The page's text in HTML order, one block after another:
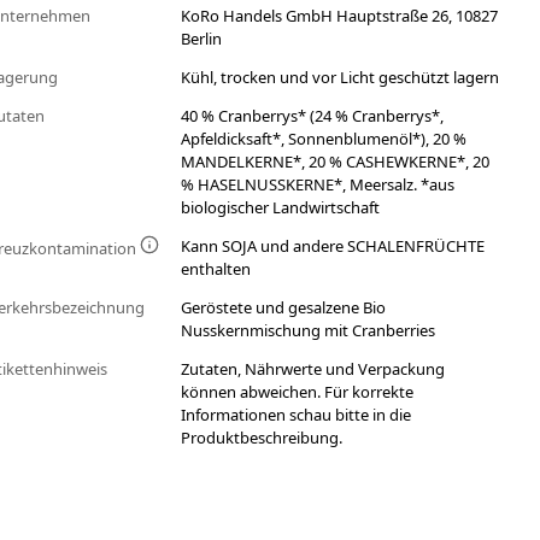
KoRo Handels GmbH Hauptstraße 26, 10827
Berlin
Kühl, trocken und vor Licht geschützt lagern
40 % Cranberrys* (24 % Cranberrys*,
Apfeldicksaft*, Sonnenblumenöl*), 20 %
MANDELKERNE*, 20 % CASHEWKERNE*, 20
% HASELNUSSKERNE*, Meersalz. *aus
biologischer Landwirtschaft
Kann SOJA und andere SCHALENFRÜCHTE
enthalten
Geröstete und gesalzene Bio
Nusskernmischung mit Cranberries
Zutaten, Nährwerte und Verpackung
können abweichen. Für korrekte
Informationen schau bitte in die
Produktbeschreibung.